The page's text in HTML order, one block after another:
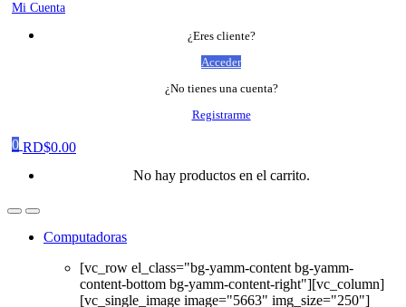
Mi Cuenta
¿Eres cliente?
Acceder
¿No tienes una cuenta?
Registrarme
0 RD$0.00
No hay productos en el carrito.
Computadoras
[vc_row el_class="bg-yamm-content bg-yamm-
content-bottom bg-yamm-content-right"][vc_column]
[vc_single_image image="5663" img_size="250"]